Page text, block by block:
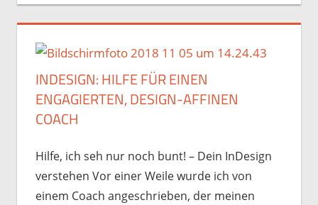
INDESIGN: HILFE FÜR EINEN
ENGAGIERTEN, DESIGN-AFFINEN
COACH
Hilfe, ich seh nur noch bunt! – Dein InDesign
verstehen Vor einer Weile wurde ich von
einem Coach angeschrieben, der meinen